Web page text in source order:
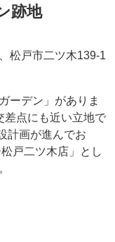
跡地
松戸市二ツ木139-1
ーデン」がありま
差点にも近い立地で
計画が進んでお
戸二ツ木店」とし